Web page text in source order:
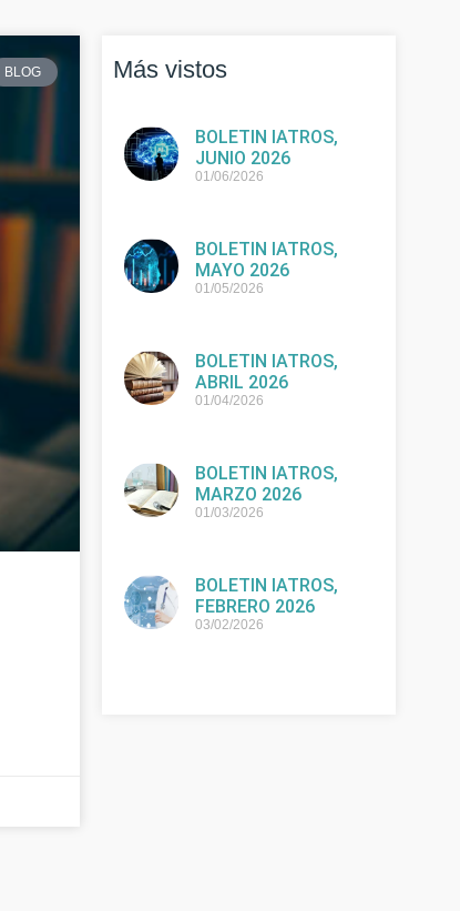
BLOG Más vistos
BOLETIN IATROS,
JUNIO 2026
01/06/2026
BOLETIN IATROS,
MAYO 2026
01/05/2026
BOLETIN IATROS,
ABRIL 2026
01/04/2026
BOLETIN IATROS,
MARZO 2026
01/03/2026
BOLETIN IATROS,
FEBRERO 2026
03/02/2026